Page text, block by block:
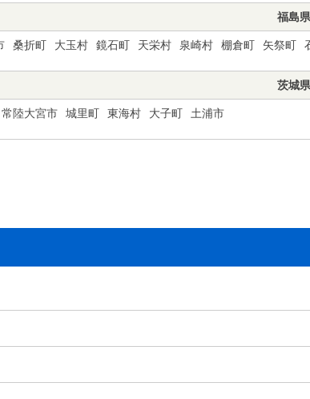
福島県
桑折町 大玉村 鏡石町 天栄村 泉崎村 棚倉町 矢祭町
茨城県
常陸大宮市 城里町 東海村 大子町 土浦市